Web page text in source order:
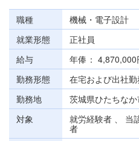
職種
機械・電子設計
就業形態
正社員
給与
年俸
4,870,000
勤務形態
在宅および出社
勤務地
茨城県ひたちな
対象
就労経験者 、 当
者